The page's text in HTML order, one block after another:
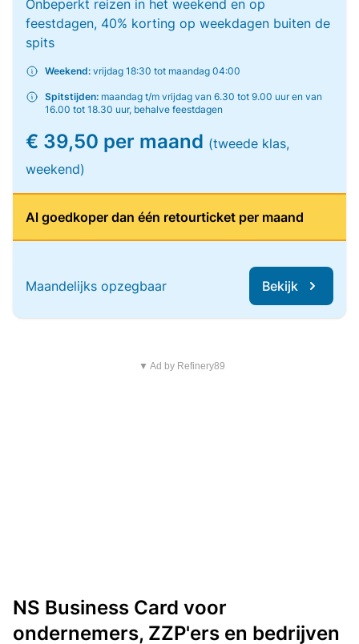
Onbeperkt reizen in het weekend en op
feestdagen, 40% korting op weekdagen buiten de
spits
Weekend: vrijdag 18:30 tot maandag 04:00
Spitstijden: maandag t/m vrijdag van 6.30 tot 9.00 uur en van
16.00 tot 18.30 uur, behalve feestdagen
€ 39,50 per maand (tweede klas,
weekend)
Al goedkoper dan één retourticket per maand
Maandelijks opzegbaar Bekijk
▼ Ad by Refinery89
NS Business Card voor
ondernemers, ZZP'ers en bedrijven